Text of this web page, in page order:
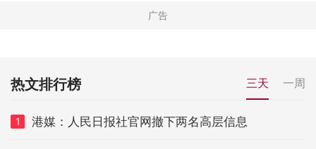
热文排行榜 三天 一周
1 港媒：人民日报社官网撤下两名高层信息